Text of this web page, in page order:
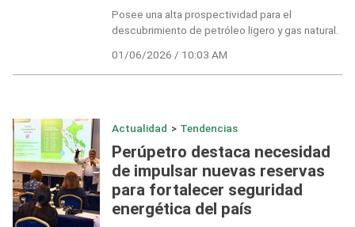
Posee una alta prospectividad para el
descubrimiento de petróleo ligero y gas natural.
01/06/2026 / 10:03 AM
Actualidad > Tendencias
Perúpetro destaca necesidad
de impulsar nuevas reservas
para fortalecer seguridad
energética del país